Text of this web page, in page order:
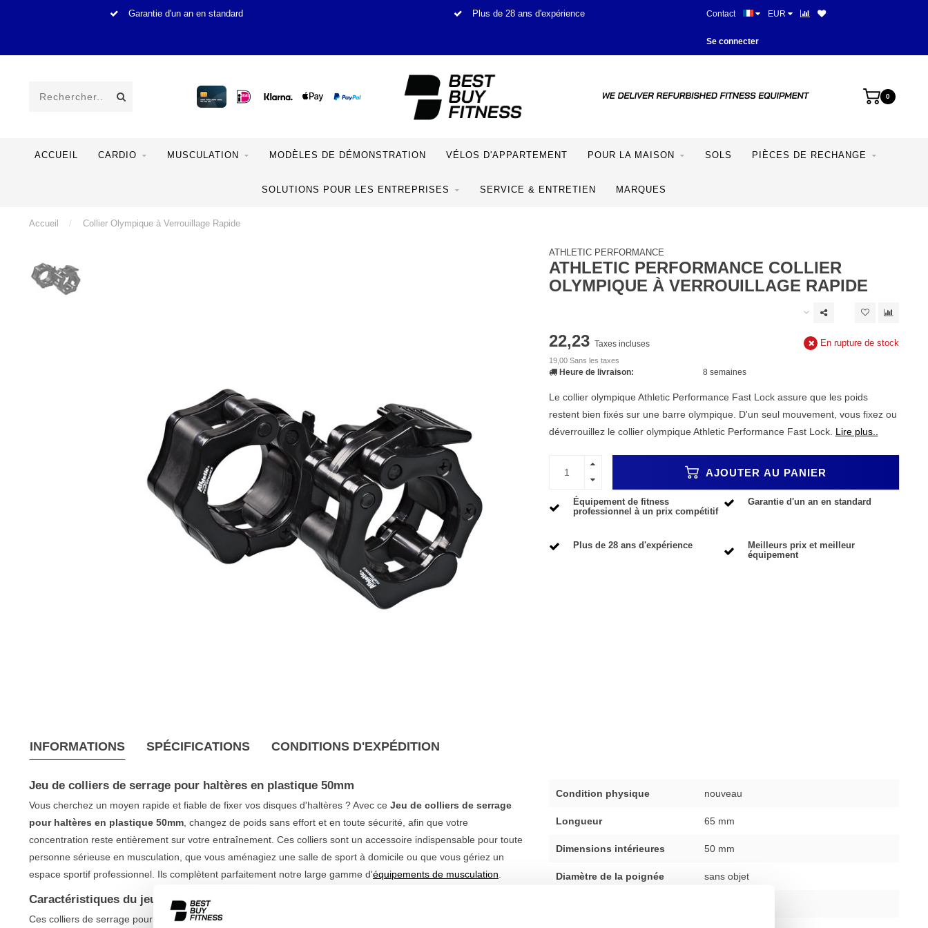
Garantie d'un an en standard Plus de 28 ans d'expérience Meilleurs prix et meilleur
Contact EUR
Se connecter
0
ACCUEIL CARDIO MUSCULATION MODÈLES DE DÉMONSTRATION VÉLOS D'APPARTEMENT POUR LA MAISON SOLS PIÈCES DE RECHANGE
SOLUTIONS POUR LES ENTREPRISES SERVICE & ENTRETIEN MARQUES
Accueil / Collier Olympique à Verrouillage Rapide
ATHLETIC PERFORMANCE
ATHLETIC PERFORMANCE COLLIER
OLYMPIQUE À VERROUILLAGE RAPIDE
22,23 Taxes incluses
19,00 Sans les taxes
En rupture de stock
Heure de livraison: 8 semaines
Le collier olympique Athletic Performance Fast Lock assure que les poids
restent bien fixés sur une barre olympique. D'un seul mouvement, vous fixez ou
déverrouillez le collier olympique Athletic Performance Fast Lock. Lire plus..
AJOUTER AU PANIER
Équipement de fitness
professionnel à un prix compétitif
Garantie d'un an en standard
Plus de 28 ans d'expérience
Meilleurs prix et meilleur
équipement
INFORMATIONS SPÉCIFICATIONS CONDITIONS D'EXPÉDITION
Jeu de colliers de serrage pour haltères en plastique 50mm
Vous cherchez un moyen rapide et fiable de fixer vos disques d'haltères ? Avec ce Jeu de colliers de serrage
pour haltères en plastique 50mm , changez de poids sans effort et en toute sécurité, afin que votre
concentration reste entièrement sur votre entraînement. Ces colliers sont un accessoire indispensable pour toute
personne sérieuse en musculation, que vous aménagiez une salle de sport à domicile ou que vous gériez un
espace sportif professionnel. Ils complètent parfaitement notre large gamme d'équipements de musculation
Caractéristiques du jeu de colliers de serrage pour haltères en plastique 50mm
Ces colliers de serrage pour haltères sont conçus pour la facilité d'utilisation et la durabilité. Grâce à leur diamètre
Condition physique nouveau
Longueur 65 mm
Dimensions intérieures 50 mm
Diamètre de la poignée sans objet